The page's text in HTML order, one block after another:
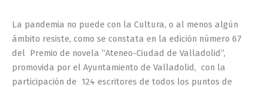
La pandemia no puede con la Cultura, o al menos algún
ámbito resiste, como se constata en la edición número 67
del Premio de novela “Ateneo-Ciudad de Valladolid”,
promovida por el Ayuntamiento de Valladolid, con la
participación de 124 escritores de todos los puntos de